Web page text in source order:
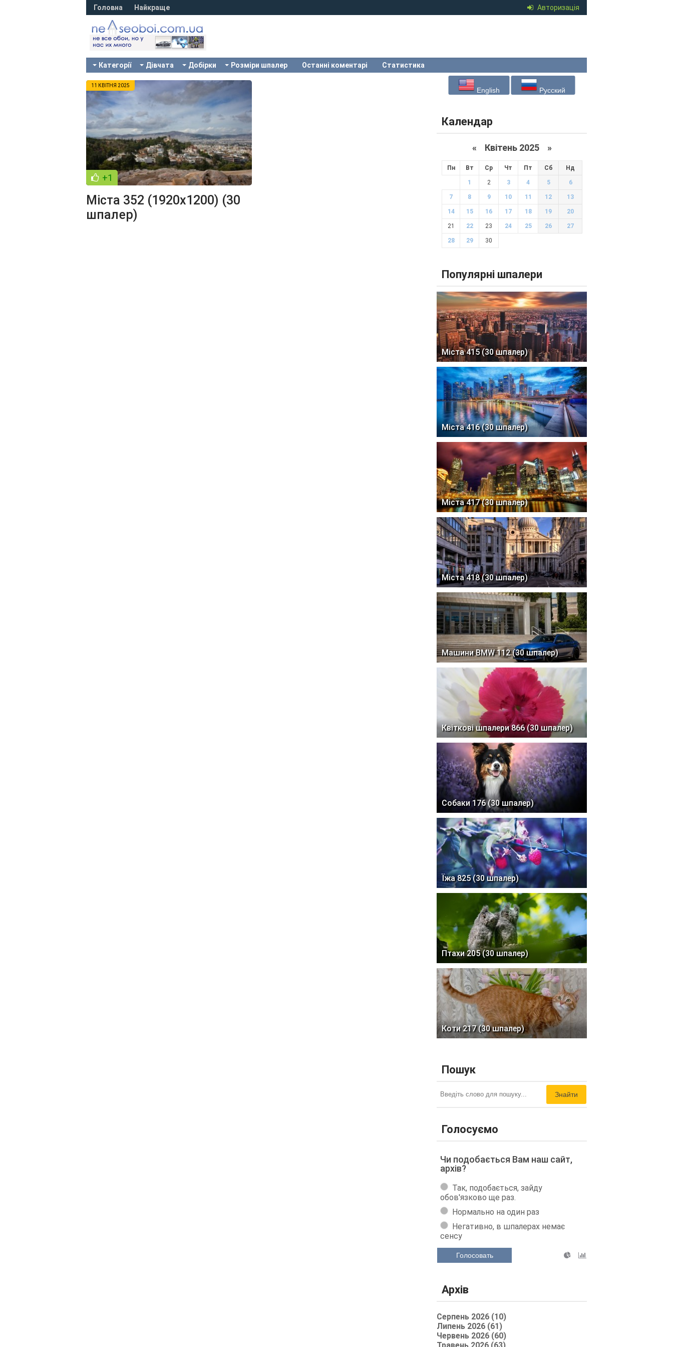
Авторизація
Головна Найкраще
Категорії Дівчата Добірки Розміри шпалер Останні коментарі Статистика
11 КВІТНЯ 2025
+1
Міста 352 (1920x1200) (30
шпалер)
English Русский
Календар
« Квітень 2025 »
Пн Вт Ср Чт Пт Сб Нд
1 2 3 4 5 6
7 8 9 10 11 12 13
14 15 16 17 18 19 20
21 22 23 24 25 26 27
28 29 30
Популярні шпалери
Міста 415 (30 шпалер)
Міста 416 (30 шпалер)
Міста 417 (30 шпалер)
Міста 418 (30 шпалер)
Машини BMW 112 (30 шпалер)
Квіткові шпалери 866 (30 шпалер)
Собаки 176 (30 шпалер)
Їжа 825 (30 шпалер)
Птахи 205 (30 шпалер)
Коти 217 (30 шпалер)
Пошук
Знайти
Голосуємо
Чи подобається Вам наш сайт,
архів?
Так, подобається, зайду
обов'язково ще раз.
Нормально на один раз
Негативно, в шпалерах немає
сенсу
Голосовать
Архів
Серпень 2026 (10)
Липень 2026 (61)
Червень 2026 (60)